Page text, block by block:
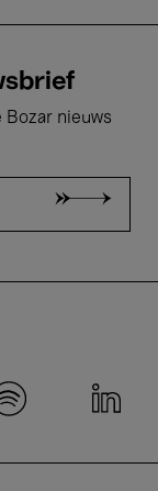
Bozar nieuws